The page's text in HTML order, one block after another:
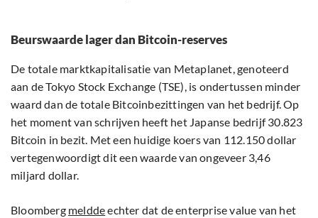
Beurswaarde lager dan Bitcoin-reserves
De totale marktkapitalisatie van Metaplanet, genoteerd
aan de Tokyo Stock Exchange (TSE), is ondertussen minder
waard dan de totale Bitcoinbezittingen van het bedrijf. Op
het moment van schrijven heeft het Japanse bedrijf 30.823
Bitcoin in bezit. Met een huidige koers van 112.150 dollar
vertegenwoordigt dit een waarde van ongeveer 3,46
miljard dollar.
Bloomberg melddeechter dat de enterprise value van het